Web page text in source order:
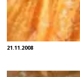
21.11.2008